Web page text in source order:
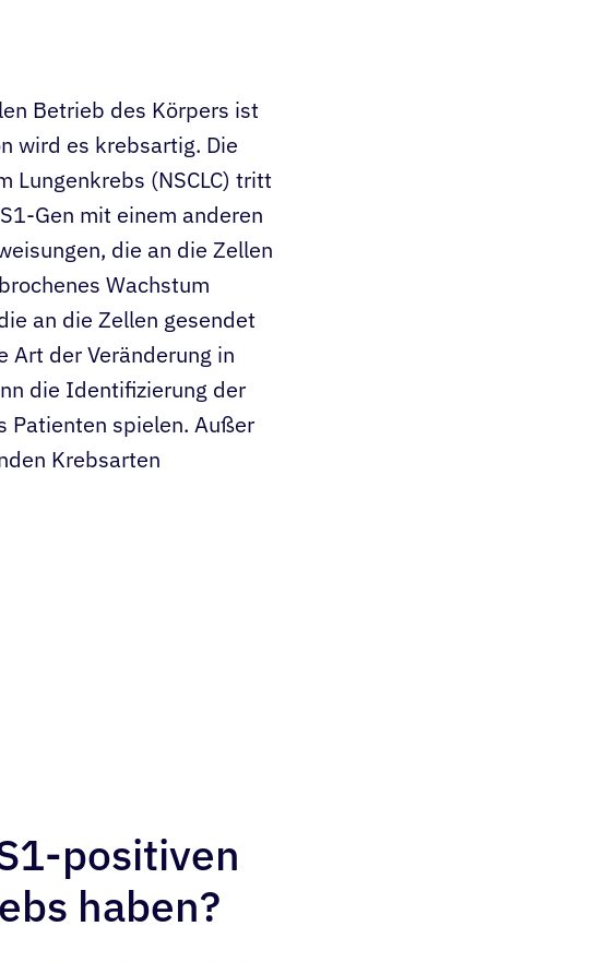
Betrieb des Körpers ist
wird es krebsartig. Die
Lungenkrebs (NSCLC) tritt
Gen mit einem anderen
die an die Zellen
Wachstum
an die Zellen gesendet
Art der Veränderung in
die Identifizierung der
Patienten spielen. Außer
Krebsarten
positiven
haben?